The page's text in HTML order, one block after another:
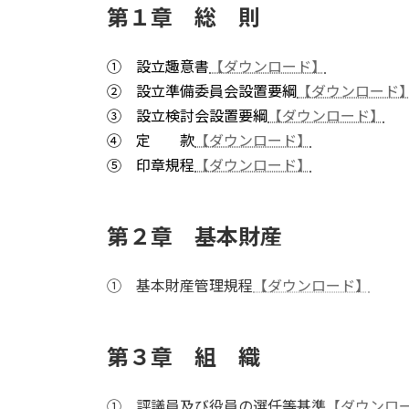
第１章 総 則
① 設立趣意書 【ダウンロード】
② 設立準備委員会設置要綱 【ダウンロード】
③ 設立検討会設置要綱 【ダウンロード】
④ 定 款 【ダウンロード】
⑤ 印章規程 【ダウンロード】
第２章 基本財産
① 基本財産管理規程 【ダウンロード】
第３章 組 織